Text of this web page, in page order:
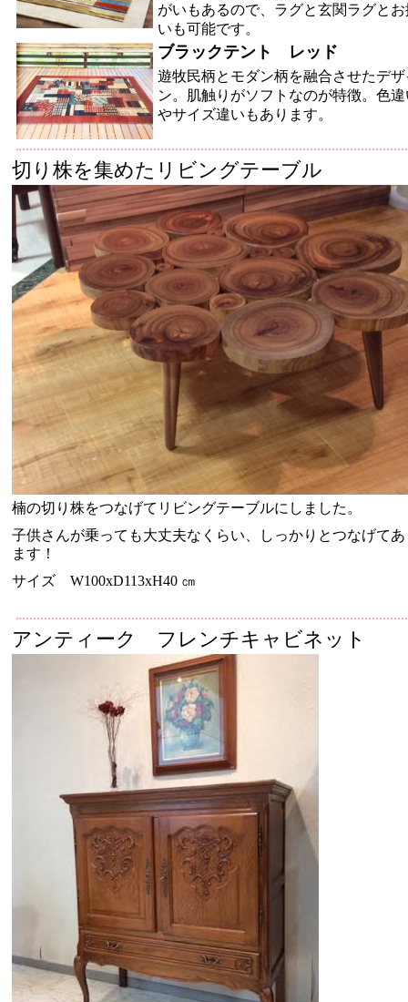
がいもあるので、ラグと玄関ラグとお
いも可能です。
ブラックテント レッド
遊牧民柄とモダン柄を融合させたデザ
ン。肌触りがソフトなのが特徴。色違
やサイズ違いもあります。
切り株を集めたリビングテーブル
楠の切り株をつなげてリビングテーブルにしました。
子供さんが乗っても大丈夫なくらい、しっかりとつなげてあ
ます！
サイズ W100xD113xH40 ㎝
アンティーク フレンチキャビネット